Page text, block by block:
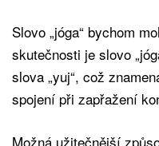
Slovo „jóga“ bychom
skutečnosti je slovo
slova „yuj“, což
spojení při zapřažení
Možná užitečnější